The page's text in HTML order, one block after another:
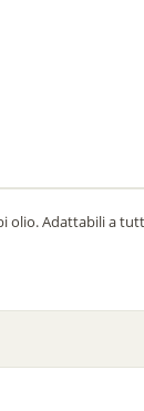
olio. Adattabili a